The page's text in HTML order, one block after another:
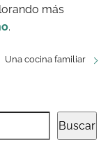
más
.
Una cocina familiar
Buscar